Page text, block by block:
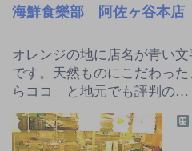
海鮮食樂部 阿佐ヶ谷本店
オレンジの地に店名が青い
です。天然ものにこだわっ
らココ」と地元でも評判の…